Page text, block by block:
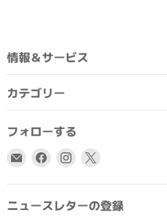
情報＆サービス
カテゴリー
フォローする
ル
Facebook
つ
Instagram
つ
つ
け
ニュースレターの登録